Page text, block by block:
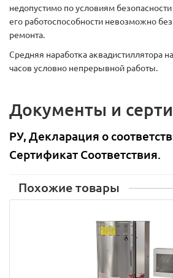
недопустимо по условиям
его работоспособности невозможно
ремонта.
Средняя наработка аквадистиллятора
часов условно непрерывной работы.
Документы и
РУ, Декларация о
Сертификат Соответствия.
Похожие товары